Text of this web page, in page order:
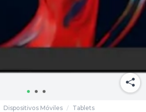
Dispositivos Móviles / Tablets